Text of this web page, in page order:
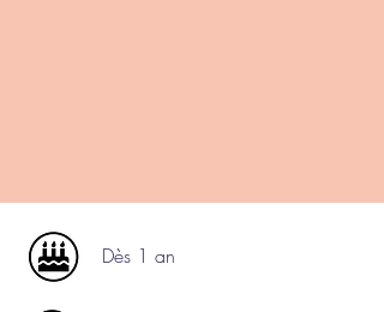
Dès 1 an